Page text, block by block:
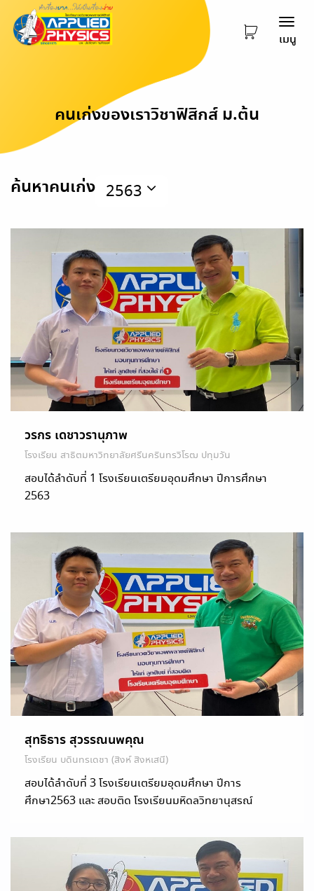
เมนู
คนเก่งของเราวิชาฟิสิกส์ ม.ต้น
ค้นหาคนเก่ง 2563
วรกร เดชาวรานุภาพ
โรงเรียน สาธิตมหาวิทยาลัยศรีนครินทรวิโรฒ ปทุมวัน
สอบได้ลำดับที่ 1 โรงเรียนเตรียมอุดมศึกษา ปีการศึกษา
2563
สุทธิธาร สุวรรณนพคุณ
โรงเรียน บดินทรเดชา (สิงห์ สิงหเสนี)
สอบได้ลำดับที่ 3 โรงเรียนเตรียมอุดมศึกษา ปีการ
ศึกษา2563 และ สอบติด โรงเรียนมหิดลวิทยานุสรณ์